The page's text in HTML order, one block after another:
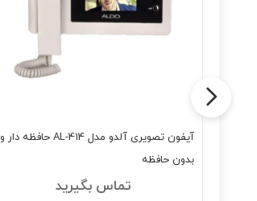
آیفون تصویری آلدو مدل AL-414 حافظه دار و
بدون حافظه
تماس بگیرید